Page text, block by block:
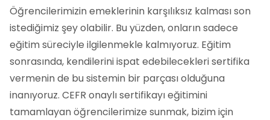
Öğrencilerimizin emeklerinin karşılıksız kalması son
istediğimiz şey olabilir. Bu yüzden, onların sadece
eğitim süreciyle ilgilenmekle kalmıyoruz. Eğitim
sonrasında, kendilerini ispat edebilecekleri sertifika
vermenin de bu sistemin bir parçası olduğuna
inanıyoruz. CEFR onaylı sertifikayı eğitimini
tamamlayan öğrencilerimize sunmak, bizim için